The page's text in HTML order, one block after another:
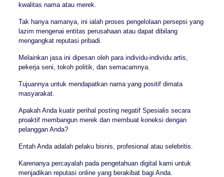
kwalitas nama atau merek.
Tak hanya namanya, ini ialah proses pengelolaan persepsi yang
lazim mengenai entitas perusahaan atau dapat dibilang
mengangkat reputasi pribadi.
Melainkan jasa ini dipesan oleh para individu-individu artis,
pekerja seni, tokoh politik, dan semacamnya.
Tujuannya untuk mendapatkan nama yang positif dimata
masyarakat.
Apakah Anda kuatir perihal posting negatif Spesialis secara
proaktif membangun merek dan membuat koneksi dengan
pelanggan Anda?
Entah Anda adalah pelaku bisnis, profesional atau selebritis.
Karenanya percayalah pada pengetahuan digital kami untuk
menjadikan reputasi online yang berakibat bagi Anda.